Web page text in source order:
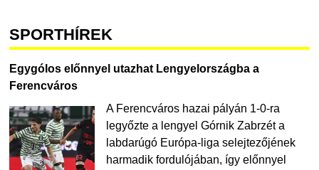
SPORTHÍREK
Egygólos előnnyel utazhat Lengyelországba a
Ferencváros
A Ferencváros hazai pályán 1-0-ra
legyőzte a lengyel Górnik Zabrzét a
labdarúgó Európa-liga selejtezőjének
harmadik fordulójában, így előnnyel